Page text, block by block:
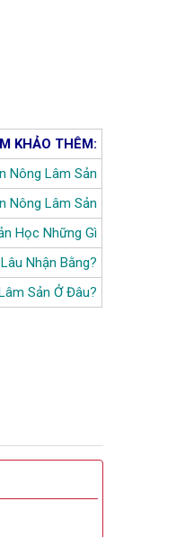
KHẢO THÊM:
Nông Lâm Sản
Nông Lâm Sản
Học Những Gì
Nhận Bằng?
Sản Ở Đâu?